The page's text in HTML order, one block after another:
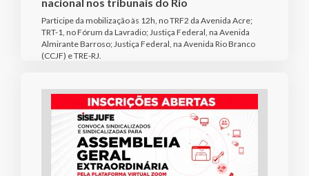
Participe da mobilização às 12h, no TRF2 da Avenida Acre;
TRT-1, no Fórum da Lavradio; Justiça Federal, na Avenida
Almirante Barroso; Justiça Federal, na Avenida Rio Branco
(CCJF) e TRE-RJ.